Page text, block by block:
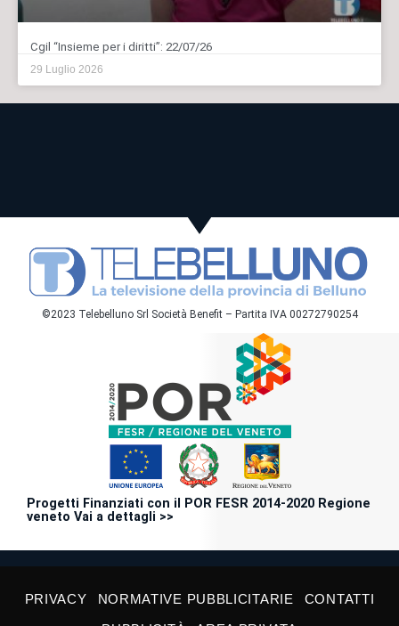
Cgil “Insieme per i diritti”: 22/07/26
29 Luglio 2026
©2023 Telebelluno Srl Società Benefit – Partita IVA 00272790254
Progetti Finanziati con il POR FESR 2014-2020 Regione
veneto Vai a dettagli >>
PRIVACY NORMATIVE PUBBLICITARIE
CONTATTI